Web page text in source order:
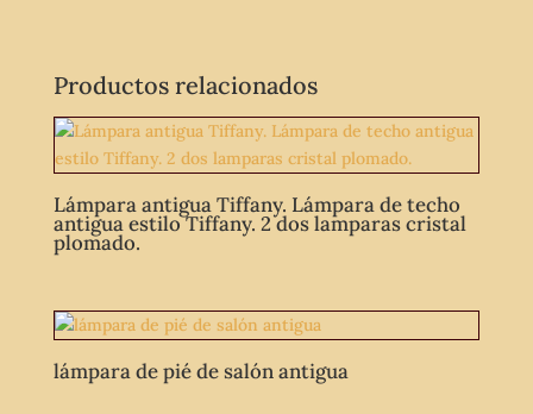
Productos relacionados
Lámpara antigua Tiffany. Lámpara de techo
antigua estilo Tiffany. 2 dos lamparas cristal
plomado.
lámpara de pié de salón antigua